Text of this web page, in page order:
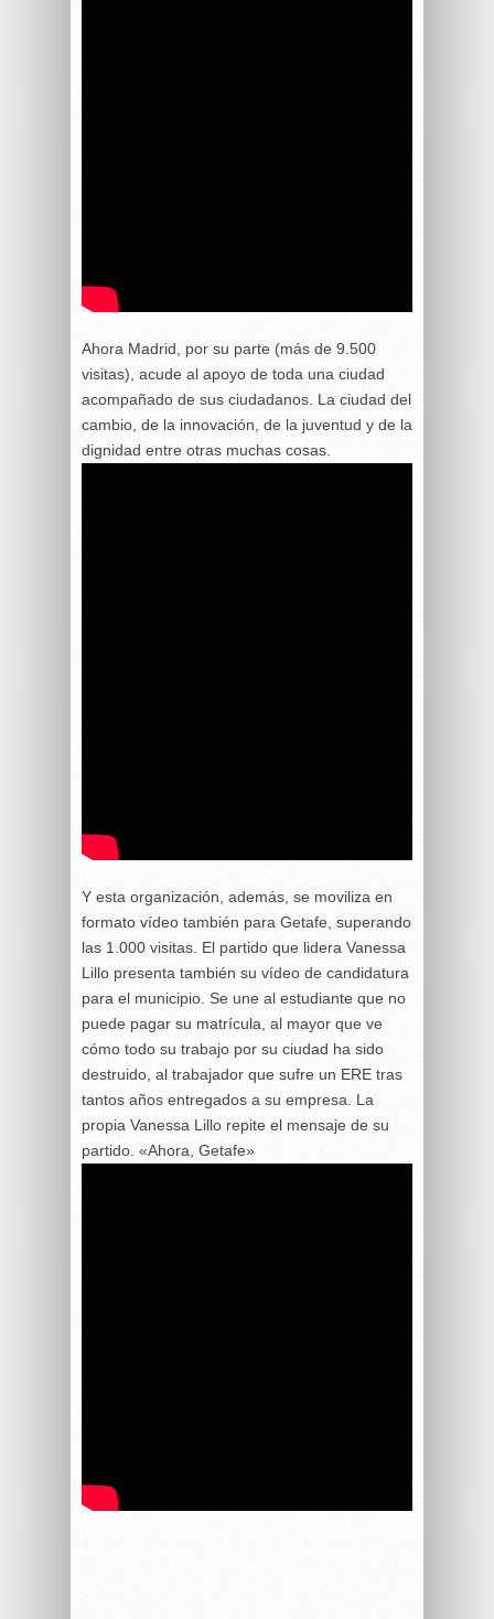
Ahora Madrid, por su parte (más de 9.500
visitas), acude al apoyo de toda una ciudad
acompañado de sus ciudadanos. La ciudad del
cambio, de la innovación, de la juventud y de la
dignidad entre otras muchas cosas.
Y esta organización, además, se moviliza en
formato vídeo también para Getafe, superando
las 1.000 visitas. El partido que lidera Vanessa
Lillo presenta también su vídeo de candidatura
para el municipio. Se une al estudiante que no
puede pagar su matrícula, al mayor que ve
cómo todo su trabajo por su ciudad ha sido
destruido, al trabajador que sufre un ERE tras
tantos años entregados a su empresa. La
propia Vanessa Lillo repite el mensaje de su
partido. «Ahora, Getafe»